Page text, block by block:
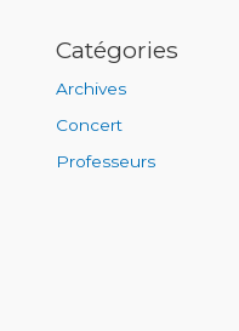
Catégories
Archives
Concert
Professeurs